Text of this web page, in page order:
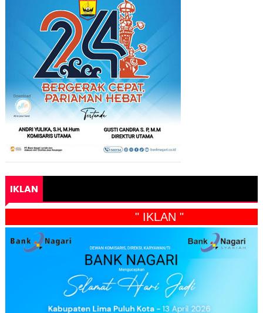
IKLAN
" IKLAN "